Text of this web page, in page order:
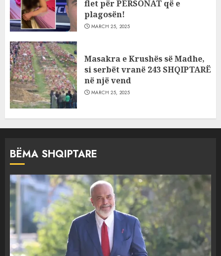
flet për PERSONAT që e
plagosën!
MARCH 25, 2025
Masakra e Krushës së Madhe,
si serbët vranë 243 SHQIPTARË
në një vend
MARCH 25, 2025
BËMA SHQIPTARE